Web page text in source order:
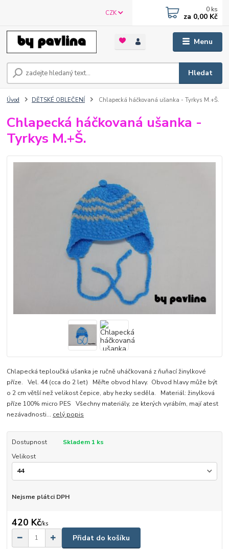
Menu
CZK
Hledat
0 ks
za 0,00 Kč
Úvod DĚTSKÉ OBLEČENÍ Chlapecká háčkovaná ušanka - Tyrkys M.+Š.
Chlapecká háčkovaná ušanka -
Tyrkys M.+Š.
Chlapecká teploučká ušanka je ručně uháčkovaná z ňuňací žinylkové
příze. Vel. 44 (cca do 2 let) Měřte obvod hlavy. Obvod hlavy může být
o 2 cm větší než velikost čepice, aby hezky seděla. Materiál: žinylková
příze 100% micro PES Všechny materiály, ze kterých vyrábím, mají atest
nezávadnosti... celý popis
Dostupnost
Skladem 1 ks
Velikost
Nejsme plátci DPH
420 Kč/ks
Přidat do košíku